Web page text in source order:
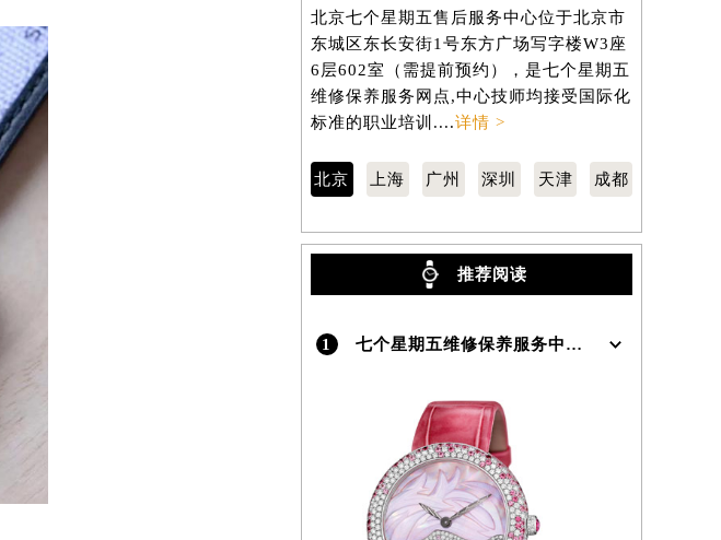
）10层13室（需提前预约）
提前预约）
需提前预约）
提前预约）
前预约）
约）
约）
）
约）
北京七个星期五售后服务中心位于北京市
东城区东长安街1号东方广场写字楼W3座
6层602室（需提前预约），是七个星期五
维修保养服务网点,中心技师均接受国际化
标准的职业培训....详情 >
北京 上海 广州 深圳 天津 成都
推荐阅读
1 七个星期五维修保养服务中心介绍 | Sevenfriday